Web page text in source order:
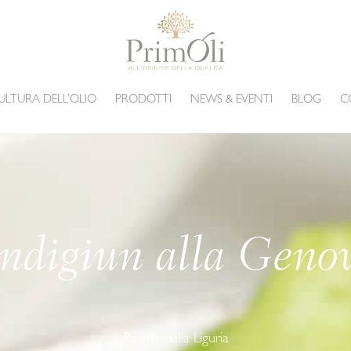
DELL’OLIO PRODOTTI NEWS & EVENTI BLOG
alla
Ricette dalla Liguria